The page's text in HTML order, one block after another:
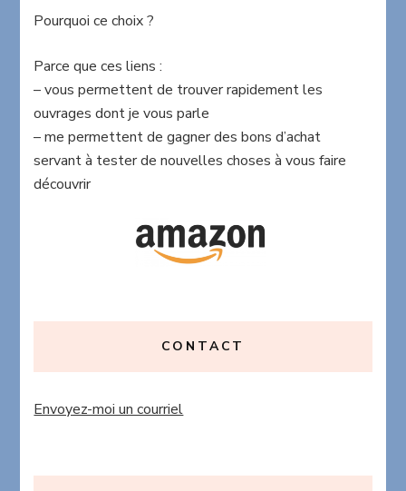
Pourquoi ce choix ?
Parce que ces liens :
– vous permettent de trouver rapidement les
ouvrages dont je vous parle
– me permettent de gagner des bons d’achat
servant à tester de nouvelles choses à vous faire
découvrir
CONTACT
Envoyez-moi un courriel